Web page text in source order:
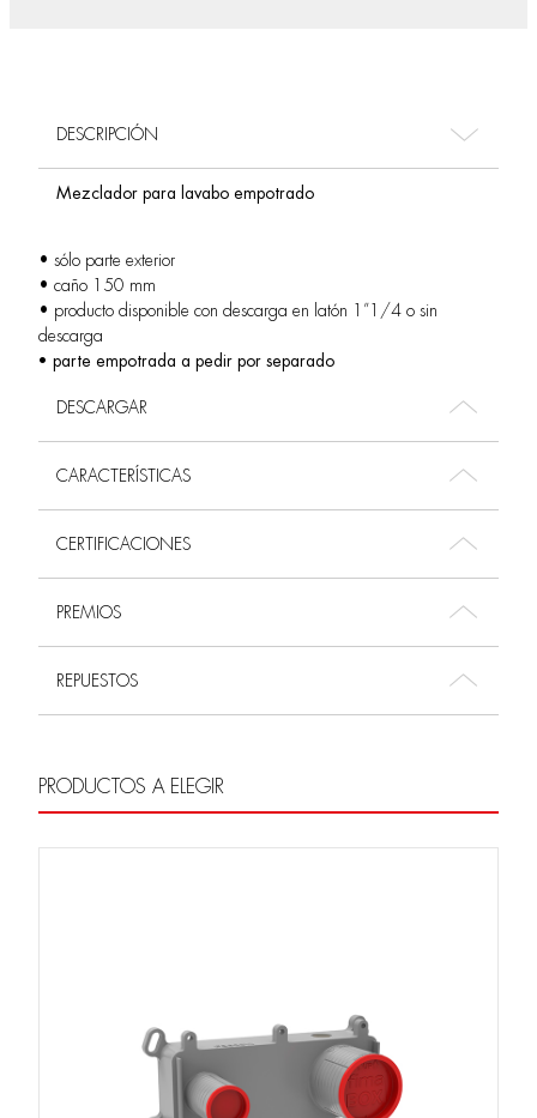
DESCRIPCIÓN
Mezclador para lavabo empotrado
• sólo parte exterior
• caño 150 mm
• producto disponible con descarga en latón 1”1/4 o sin
descarga
• parte empotrada a pedir por separado
DESCARGAR
CARACTERÍSTICAS
CERTIFICACIONES
PREMIOS
REPUESTOS
PRODUCTOS A ELEGIR